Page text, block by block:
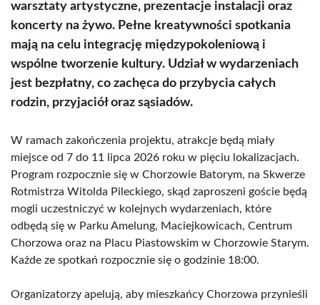
warsztaty artystyczne, prezentacje instalacji oraz
koncerty na żywo. Pełne kreatywności spotkania
mają na celu integrację międzypokoleniową i
wspólne tworzenie kultury. Udział w wydarzeniach
jest bezpłatny, co zachęca do przybycia całych
rodzin, przyjaciół oraz sąsiadów.
W ramach zakończenia projektu, atrakcje będą miały
miejsce od 7 do 11 lipca 2026 roku w pięciu lokalizacjach.
Program rozpocznie się w Chorzowie Batorym, na Skwerze
Rotmistrza Witolda Pileckiego, skąd zaproszeni goście będą
mogli uczestniczyć w kolejnych wydarzeniach, które
odbędą się w Parku Amelung, Maciejkowicach, Centrum
Chorzowa oraz na Placu Piastowskim w Chorzowie Starym.
Każde ze spotkań rozpocznie się o godzinie 18:00.
Organizatorzy apelują, aby mieszkańcy Chorzowa przynieśli